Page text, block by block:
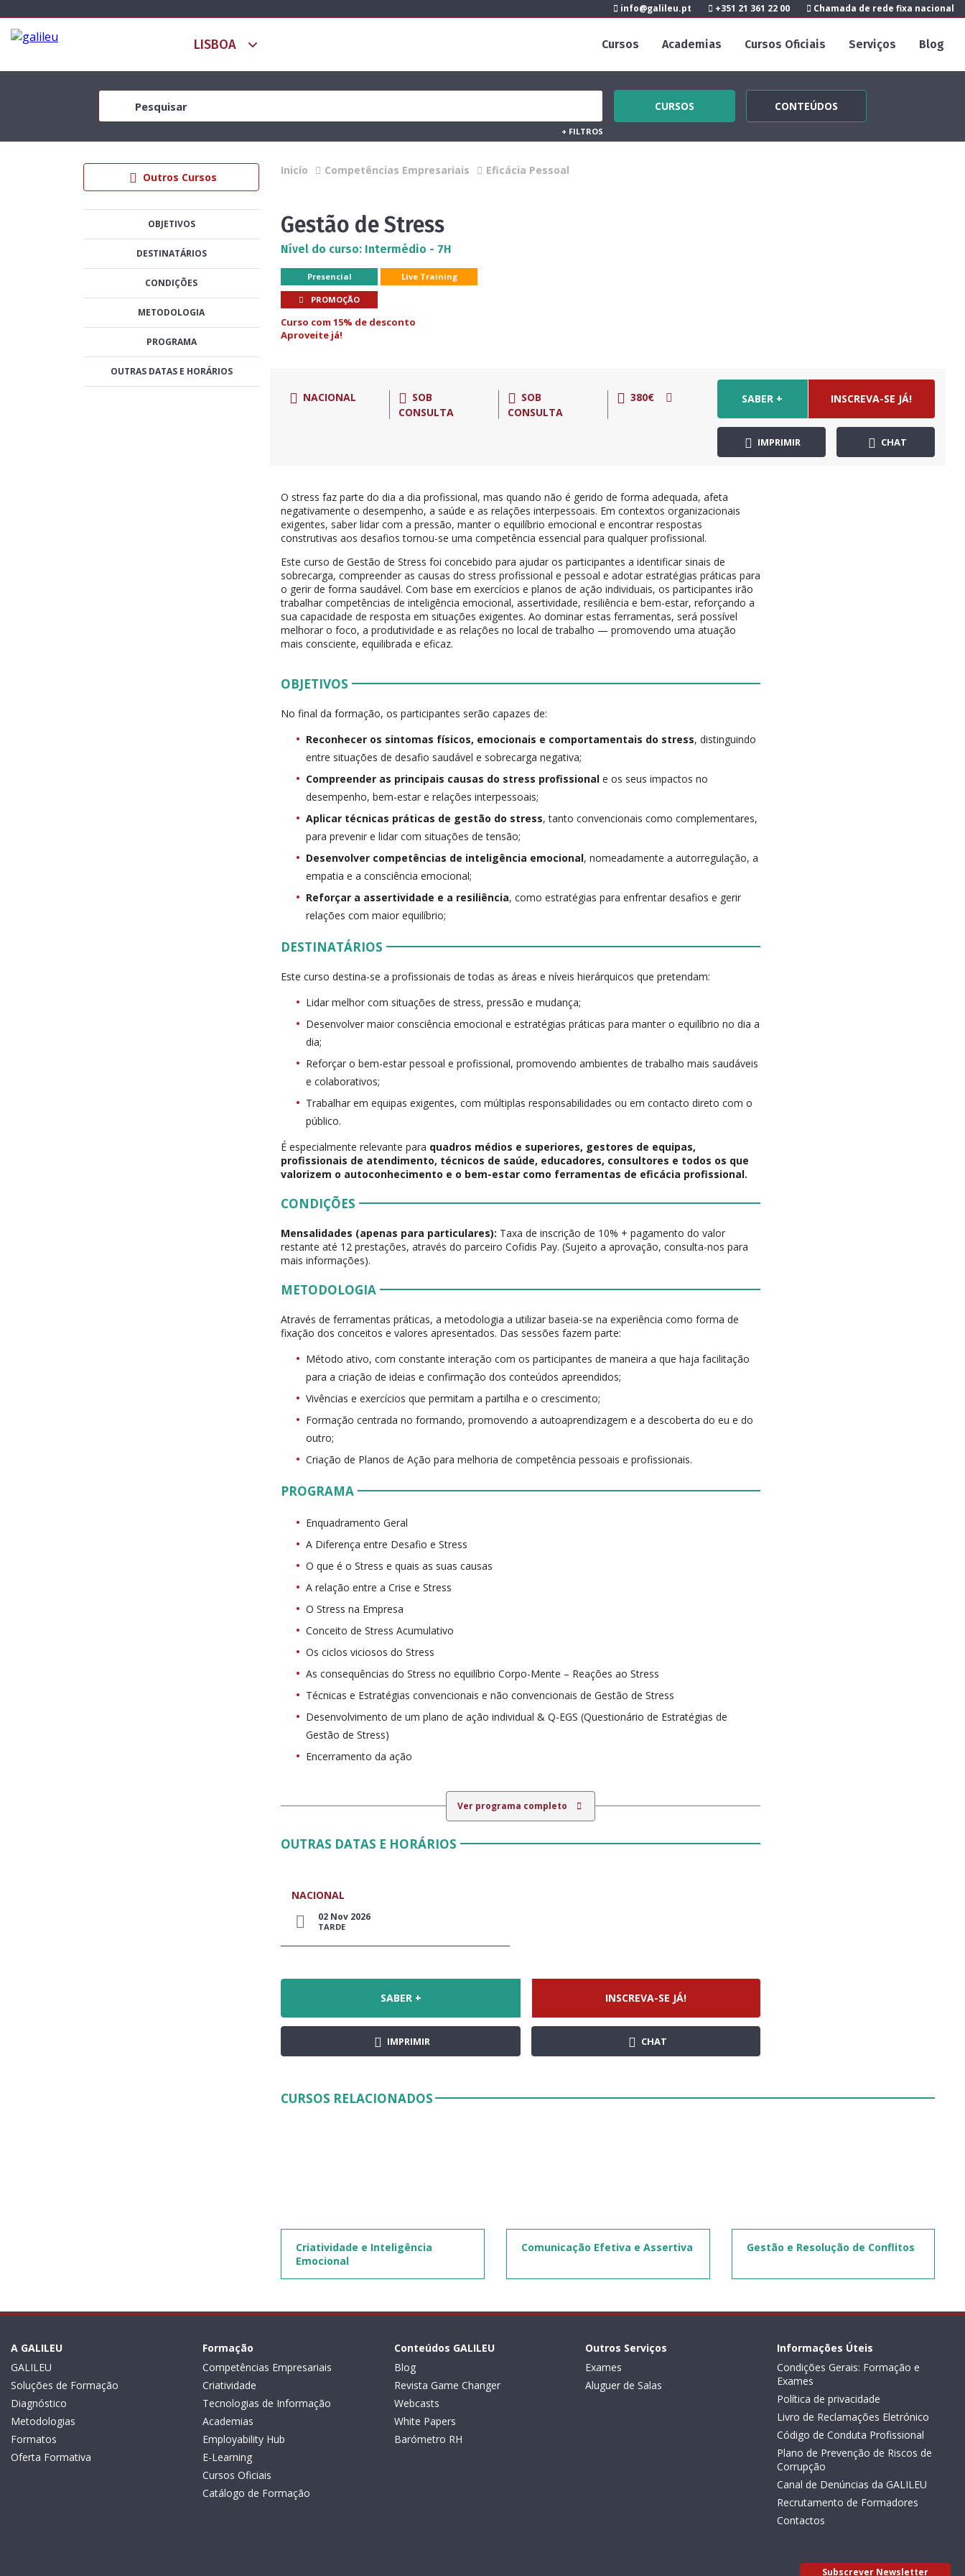
info@galileu.pt +351 21 361 22 00 Chamada de rede fixa nacional
Cursos Academias Cursos Oficiais Serviços Blog
CURSOS CONTEÚDOS
+ FILTROS
Outros Cursos
OBJETIVOS
DESTINATÁRIOS
CONDIÇÕES
METODOLOGIA
PROGRAMA
OUTRAS DATAS E HORÁRIOS
Inicío Competências Empresariais Eficácia Pessoal
Gestão de Stress
Nível do curso: Intermédio - 7H
Presencial Live Training
PROMOÇÃO
Curso com 15% de desconto
Aproveite já!
NACIONAL
SOB
CONSULTA
SOB
CONSULTA
380€ SABER + INSCREVA-SE JÁ!
IMPRIMIR CHAT
O stress faz parte do dia a dia profissional, mas quando não é gerido de forma adequada, afeta
negativamente o desempenho, a saúde e as relações interpessoais. Em contextos organizacionais
exigentes, saber lidar com a pressão, manter o equilíbrio emocional e encontrar respostas
construtivas aos desafios tornou-se uma competência essencial para qualquer profissional.
Este curso de Gestão de Stress foi concebido para ajudar os participantes a identificar sinais de
sobrecarga, compreender as causas do stress profissional e pessoal e adotar estratégias práticas para
o gerir de forma saudável. Com base em exercícios e planos de ação individuais, os participantes irão
trabalhar competências de inteligência emocional, assertividade, resiliência e bem-estar, reforçando a
sua capacidade de resposta em situações exigentes. Ao dominar estas ferramentas, será possível
melhorar o foco, a produtividade e as relações no local de trabalho — promovendo uma atuação
mais consciente, equilibrada e eficaz.
OBJETIVOS
No final da formação, os participantes serão capazes de:
Reconhecer os sintomas físicos, emocionais e comportamentais do stress, distinguindo
entre situações de desafio saudável e sobrecarga negativa;
Compreender as principais causas do stress profissional e os seus impactos no
desempenho, bem-estar e relações interpessoais;
Aplicar técnicas práticas de gestão do stress, tanto convencionais como complementares,
para prevenir e lidar com situações de tensão;
Desenvolver competências de inteligência emocional, nomeadamente a autorregulação, a
empatia e a consciência emocional;
Reforçar a assertividade e a resiliência, como estratégias para enfrentar desafios e gerir
relações com maior equilíbrio;
DESTINATÁRIOS
Este curso destina-se a profissionais de todas as áreas e níveis hierárquicos que pretendam:
Lidar melhor com situações de stress, pressão e mudança;
Desenvolver maior consciência emocional e estratégias práticas para manter o equilíbrio no dia a
dia;
Reforçar o bem-estar pessoal e profissional, promovendo ambientes de trabalho mais saudáveis
e colaborativos;
Trabalhar em equipas exigentes, com múltiplas responsabilidades ou em contacto direto com o
público.
É especialmente relevante para quadros médios e superiores, gestores de equipas,
profissionais de atendimento, técnicos de saúde, educadores, consultores e todos os que
valorizem o autoconhecimento e o bem-estar como ferramentas de eficácia profissional.
CONDIÇÕES
Mensalidades (apenas para particulares): Taxa de inscrição de 10% + pagamento do valor
restante até 12 prestações, através do parceiro Cofidis Pay. (Sujeito a aprovação, consulta-nos para
mais informações).
METODOLOGIA
Através de ferramentas práticas, a metodologia a utilizar baseia-se na experiência como forma de
fixação dos conceitos e valores apresentados. Das sessões fazem parte:
Método ativo, com constante interação com os participantes de maneira a que haja facilitação
para a criação de ideias e confirmação dos conteúdos apreendidos;
Vivências e exercícios que permitam a partilha e o crescimento;
Formação centrada no formando, promovendo a autoaprendizagem e a descoberta do eu e do
outro;
Criação de Planos de Ação para melhoria de competência pessoais e profissionais.
PROGRAMA
Enquadramento Geral
A Diferença entre Desafio e Stress
O que é o Stress e quais as suas causas
A relação entre a Crise e Stress
O Stress na Empresa
Conceito de Stress Acumulativo
Os ciclos viciosos do Stress
As consequências do Stress no equilíbrio Corpo-Mente – Reações ao Stress
Técnicas e Estratégias convencionais e não convencionais de Gestão de Stress
Desenvolvimento de um plano de ação individual & Q-EGS (Questionário de Estratégias de
Gestão de Stress)
Encerramento da ação
Ver programa completo
OUTRAS DATAS E HORÁRIOS
NACIONAL
02 Nov 2026
TARDE
SABER + INSCREVA-SE JÁ!
IMPRIMIR CHAT
CURSOS RELACIONADOS
Criatividade e Inteligência
Emocional
Comunicação Efetiva e Assertiva Gestão e Resolução de Conflitos
A GALILEU
GALILEU
Soluções de Formação
Diagnóstico
Metodologias
Formatos
Oferta Formativa
Formação
Competências Empresariais
Criatividade
Tecnologias de Informação
Academias
Employability Hub
E-Learning
Cursos Oficiais
Catálogo de Formação
Conteúdos GALILEU
Blog
Revista Game Changer
Webcasts
White Papers
Barómetro RH
Outros Serviços
Exames
Aluguer de Salas
Informações Úteis
Condições Gerais: Formação e
Exames
Política de privacidade
Livro de Reclamações Eletrónico
Código de Conduta Profissional
Plano de Prevenção de Riscos de
Corrupção
Canal de Denúncias da GALILEU
Recrutamento de Formadores
Contactos
Subscrever Newsletter